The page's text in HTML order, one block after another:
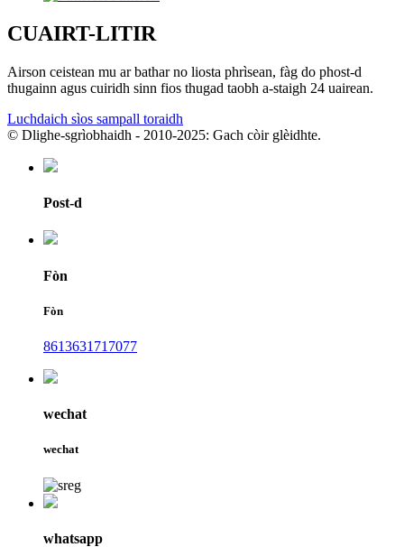
CUAIRT-LITIR
Airson ceistean mu ar bathar no liosta phrìsean, fàg do phost-d
thugainn agus cuiridh sinn fios thugad taobh a-staigh 24 uairean.
Luchdaich sìos sampall toraidh
© Dlighe-sgrìobhaidh - 2010-2025: Gach còir glèidhte.
Post-d
Fòn
Fòn
8613631717077
wechat
wechat
whatsapp